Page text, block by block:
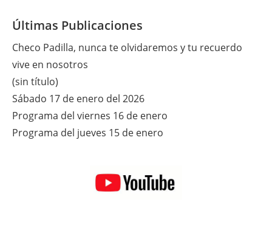
Últimas Publicaciones
Checo Padilla, nunca te olvidaremos y tu recuerdo
vive en nosotros
(sin título)
Sábado 17 de enero del 2026
Programa del viernes 16 de enero
Programa del jueves 15 de enero